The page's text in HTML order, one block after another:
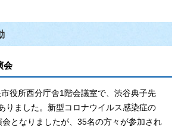
会
役所西分庁舎1階会議室で、渋谷典子先
りました。新型コロナウイルス感染症の
となりましたが、35名の方々が参加され